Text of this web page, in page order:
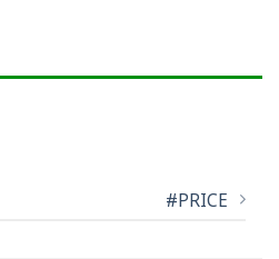
#PRICE